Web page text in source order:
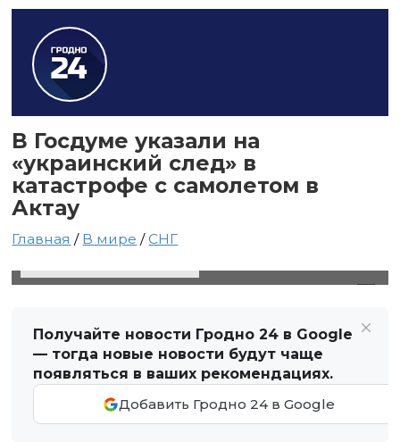
В Госдуме указали на
«украинский след» в
катастрофе с самолетом в
Актау
Главная / В мире /СНГ
Получайте новости Гродно 24 в Google
— тогда новые новости будут чаще
появляться в ваших рекомендациях.
Добавить Гродно 24 в Google